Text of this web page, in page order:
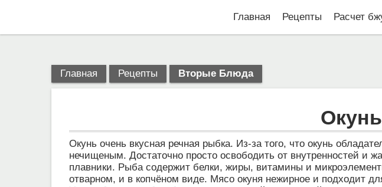
Главная Рецепты Расчет
Главная Рецепты Вторые Блюда
Окунь очень вкусная речная рыбка. Из-за того, что окунь
нечищеным. Достаточно просто освободить от внутренностей и
плавники. Рыба содержит белки, жиры, витамины и
отварном, и в копчёном виде. Мясо окуня нежирное и подходит